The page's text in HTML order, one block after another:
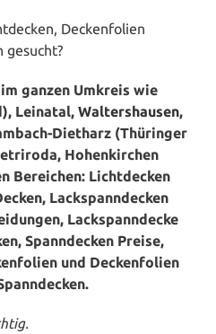
Deckenfolien
gesucht?
ganzen Umkreis wie
Leinatal, Waltershausen,
Dietharz (Thüringer
Hohenkirchen
Bereichen: Lichtdecken
Lackspanndecken
Lackspanndecke
Spanndecken Preise,
und Deckenfolien